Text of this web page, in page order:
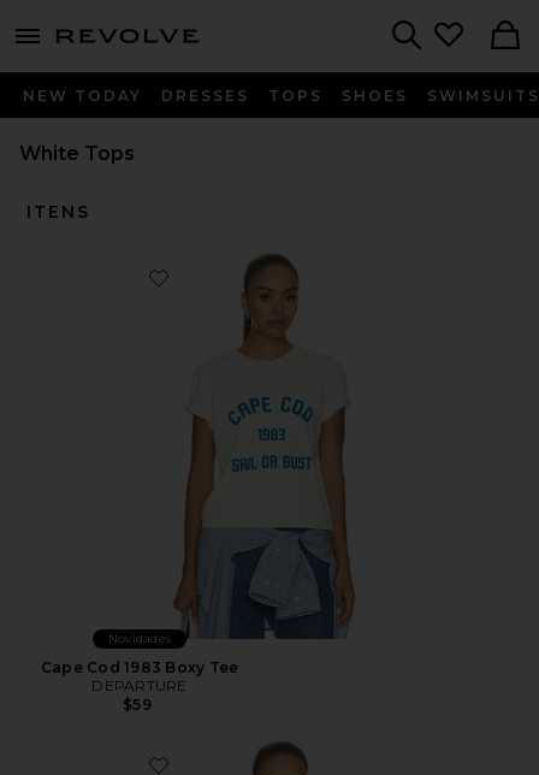
menu - shows more content
NEW TODAY DRESSES TOPS SHOES SWIMSUITS
White Tops
ITENS
Favorite Cape Cod 1983 Boxy Tee
Novidades
Cape Cod 1983 Boxy Tee
DEPARTURE
$59